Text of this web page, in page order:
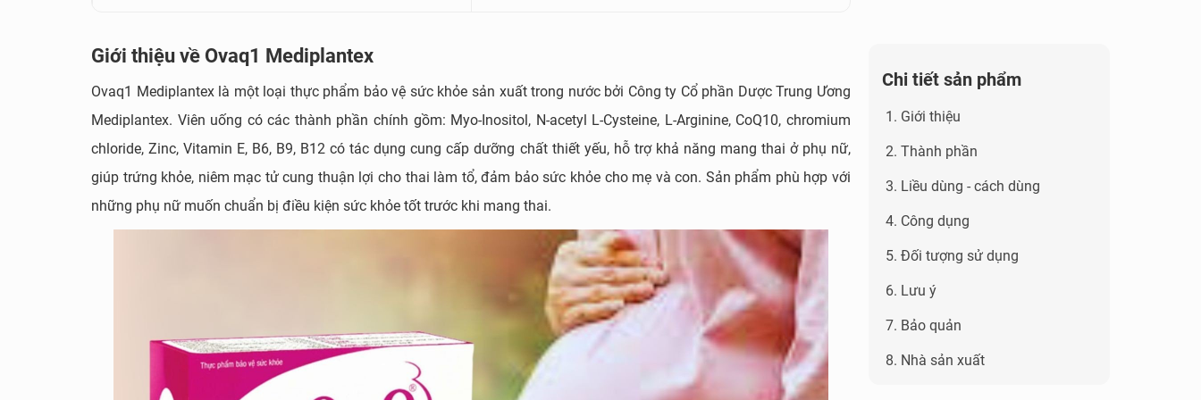
Giới thiệu về Ovaq1 Mediplantex
Ovaq1 Mediplantex là một loại thực phẩm bảo vệ sức khỏe sản xuất trong nước bởi Công ty Cổ phần Dược Trung Ương
Mediplantex. Viên uống có các thành phần chính gồm: Myo-Inositol, N-acetyl L-Cysteine, L-Arginine, CoQ10, chromium
chloride, Zinc, Vitamin E, B6, B9, B12 có tác dụng cung cấp dưỡng chất thiết yếu, hỗ trợ khả năng mang thai ở phụ nữ,
giúp trứng khỏe, niêm mạc tử cung thuận lợi cho thai làm tổ, đảm bảo sức khỏe cho mẹ và con. Sản phẩm phù hợp với
những phụ nữ muốn chuẩn bị điều kiện sức khỏe tốt trước khi mang thai.
Chi tiết sản phẩm
1. Giới thiệu
2. Thành phần
3. Liều dùng - cách dùng
4. Công dụng
5. Đối tượng sử dụng
6. Lưu ý
7. Bảo quản
8. Nhà sản xuất